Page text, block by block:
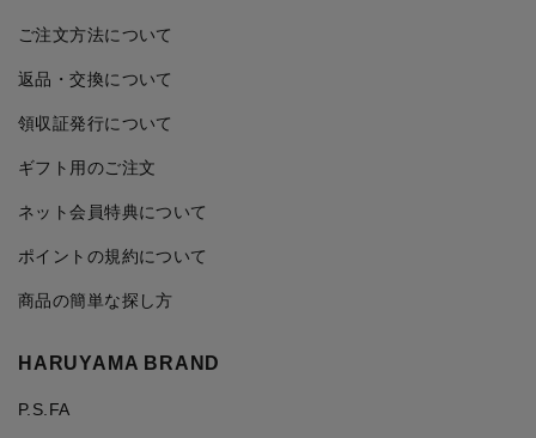
ご注文方法について
返品・交換について
領収証発行について
ギフト用のご注文
ネット会員特典について
ポイントの規約について
商品の簡単な探し方
HARUYAMA BRAND
P.S.FA